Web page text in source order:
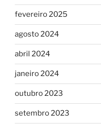
fevereiro 2025
agosto 2024
abril 2024
janeiro 2024
outubro 2023
setembro 2023